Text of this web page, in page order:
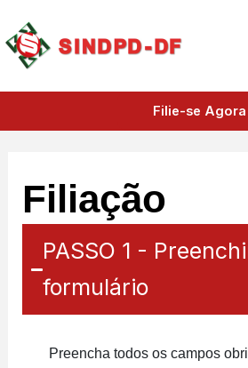
para
Filie-se Agora
Filiação
PASSO 1 -
formulário
Preencha todos os campos
r
q
u
v
s